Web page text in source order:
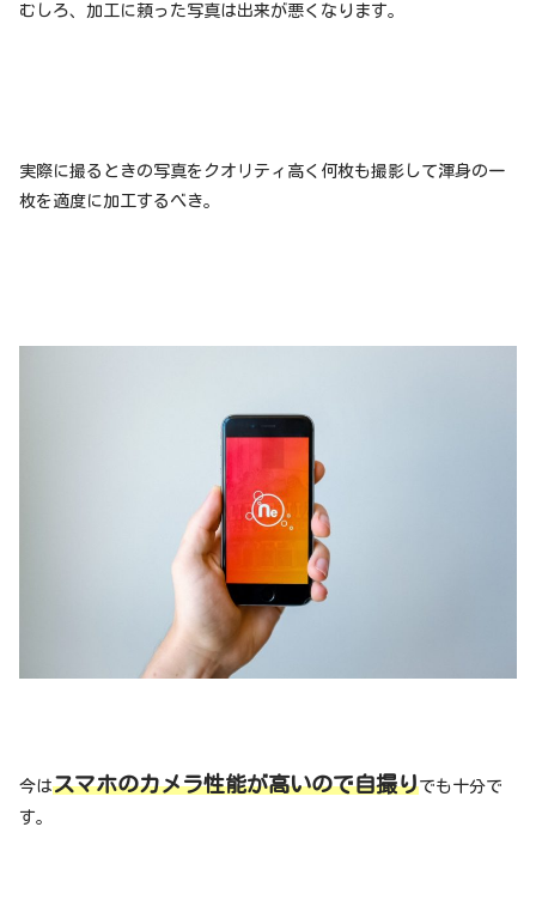
むしろ、加工に頼った写真は出来が悪くなります。
実際に撮るときの写真をクオリティ高く何枚も撮影して渾身の一
枚を適度に加工するべき。
今はスマホのカメラ性能が高いので自撮りでも十分で
す。